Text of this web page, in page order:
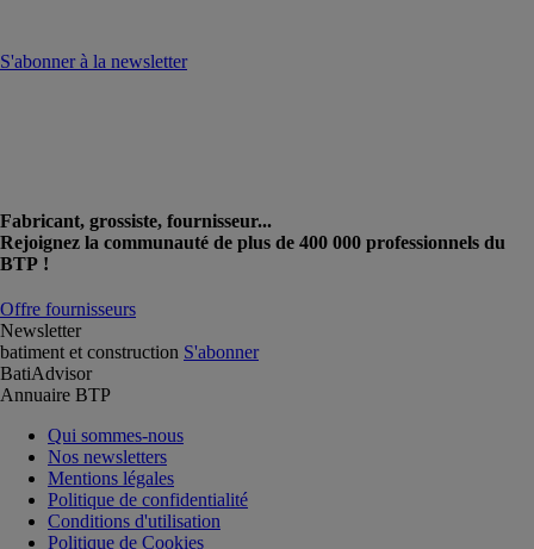
S'abonner à la newsletter
Fabricant, grossiste, fournisseur...
Rejoignez la communauté de plus de 400 000 professionnels du
BTP !
Offre fournisseurs
Newsletter
batiment et construction S'abonner
BatiAdvisor
Annuaire BTP
Qui sommes-nous
Nos newsletters
Mentions légales
Politique de confidentialité
Conditions d'utilisation
Politique de Cookies